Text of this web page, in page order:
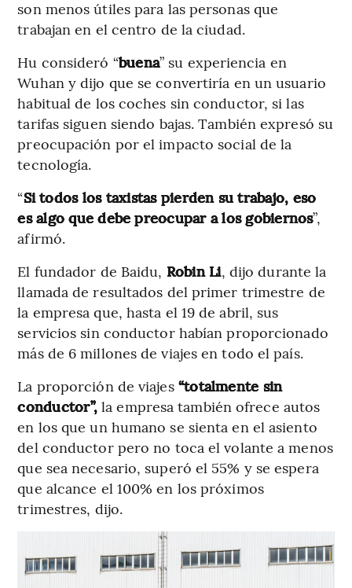
son menos útiles para las personas que
trabajan en el centro de la ciudad.
Hu consideró “buena” su experiencia en
Wuhan y dijo que se convertiría en un usuario
habitual de los coches sin conductor, si las
tarifas siguen siendo bajas. También expresó su
preocupación por el impacto social de la
tecnología.
“Si todos los taxistas pierden su trabajo, eso
es algo que debe preocupar a los gobiernos”,
afirmó.
El fundador de Baidu, Robin Li, dijo durante la
llamada de resultados del primer trimestre de
la empresa que, hasta el 19 de abril, sus
servicios sin conductor habían proporcionado
más de 6 millones de viajes en todo el país.
La proporción de viajes “totalmente sin
conductor”, la empresa también ofrece autos
en los que un humano se sienta en el asiento
del conductor pero no toca el volante a menos
que sea necesario, superó el 55% y se espera
que alcance el 100% en los próximos
trimestres, dijo.